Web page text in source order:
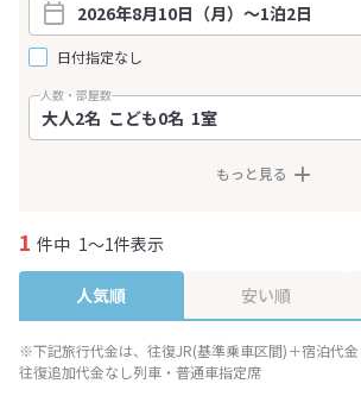
日付指定なし
人数・部屋数
もっと見る
1 件中 1～1件表示
人気順 安い順
※下記旅行代金は、往復JR(基準乗車区間)＋宿泊代金
往復追加代金なし列車・普通車指定席